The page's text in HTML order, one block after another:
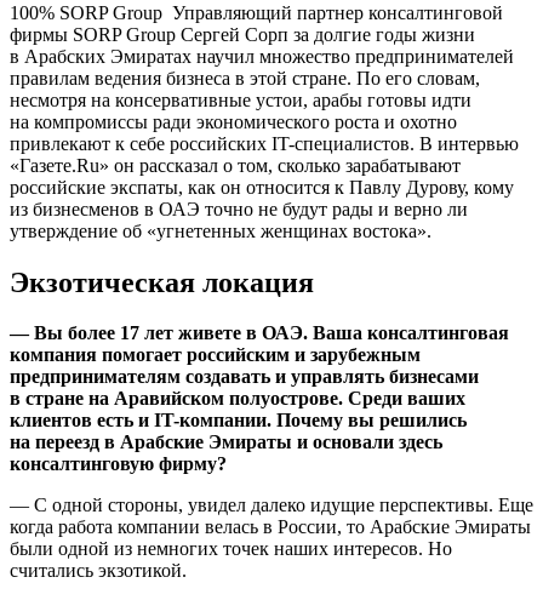
100% SORP Group Управляющий партнер консалтинговой
фирмы SORP Group Сергей Сорп за долгие годы жизни
в Арабских Эмиратах научил множество предпринимателей
правилам ведения бизнеса в этой стране. По его словам,
несмотря на консервативные устои, арабы готовы идти
на компромиссы ради экономического роста и охотно
привлекают к себе российских IT-специалистов. В интервью
«Газете.Ru» он рассказал о том, сколько зарабатывают
российские экспаты, как он относится к Павлу Дурову, кому
из бизнесменов в ОАЭ точно не будут рады и верно ли
утверждение об «угнетенных женщинах востока».
Экзотическая локация
— Вы более 17 лет живете в ОАЭ. Ваша консалтинговая
компания помогает российским и зарубежным
предпринимателям создавать и управлять бизнесами
в стране на Аравийском полуострове. Среди ваших
клиентов есть и IT-компании. Почему вы решились
на переезд в Арабские Эмираты и основали здесь
консалтинговую фирму?
— С одной стороны, увидел далеко идущие перспективы. Еще
когда работа компании велась в России, то Арабские Эмираты
были одной из немногих точек наших интересов. Но
считались экзотикой.